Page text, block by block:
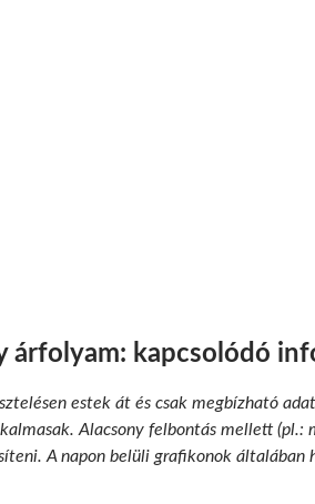
árfolyam: kapcsolódó
estek át és csak megbízható
Alacsony felbontás mellett
A napon belüli grafikonok általában